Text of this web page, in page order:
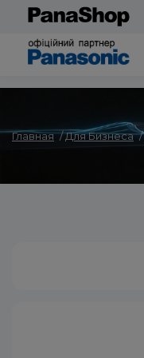
Главная Для Бизнеса